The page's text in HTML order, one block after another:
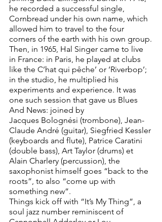
he recorded a successful single,
Cornbread under his own name, which
allowed him to travel to the four
corners of the earth with his own group.
Then, in 1965, Hal Singer came to live
in France: in Paris, he played at clubs
like the C’hat qui pêche’ or ‘Riverbop’;
in the studio, he multiplied his
experiments and experience. It was
one such session that gave us Blues
And News: joined by
Jacques Bolognési (trombone), Jean-
Claude André (guitar), Siegfried Kessler
(keyboards and flute), Patrice Caratini
(double bass), Art Taylor (drums) et
Alain Charlery (percussion), the
saxophonist himself goes “back to the
roots”, to also “come up with
something new”.
Things kick off with “It’s My Thing”, a
soul jazz number reminiscent of